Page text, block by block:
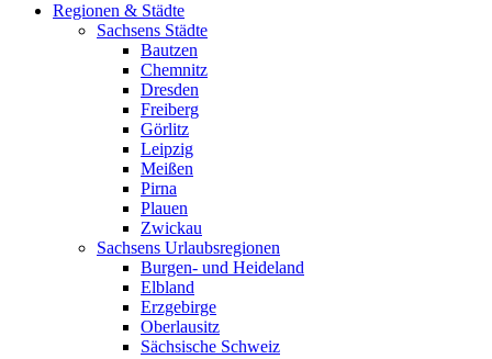
Regionen & Städte
Sachsens Städte
Bautzen
Chemnitz
Dresden
Freiberg
Görlitz
Leipzig
Meißen
Pirna
Plauen
Zwickau
Sachsens Urlaubsregionen
Burgen- und Heideland
Elbland
Erzgebirge
Oberlausitz
Sächsische Schweiz